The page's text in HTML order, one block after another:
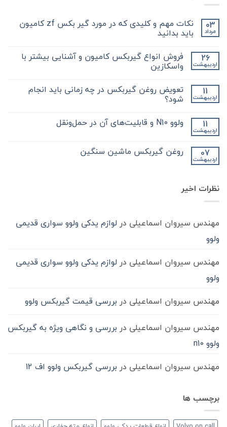
03
مرداد
نکات مهم و کلیدی که در مورد گیر بکس zf کامیون
باید بدانید
دیدگاهی
نکات
مهم
کلیدی
در
مورد
بکس
کامیون
باید
نشده 26
اردیبهشت
فروش انواع گیربکس کامیون و آشنایی بیشتر با
واسکازین
برای
فروش
انواع
و
آشنایی
واسکازین
ثبت
نشده 11
اردیبهشت
تعویض روغن گیربکس در چه زمانی باید انجام
شود؟
برای
تعویض
در
چه
ثبت
نشده 11
اردیبهشت
ولوو N10 و قابلیت‌های آن در حمل‌ونقل
ولوو
N10
حمل‌ونقل
ثبت
نشده 07
اردیبهشت
روغن گیربکس ماشین سنگین
گیربکس
ماشیننظرات اخیر
مهندس سیروان اسماعیلی در لوازم یدکی ولوو سواری قدیمی
ولوو
مهندس سیروان اسماعیلی در لوازم یدکی ولوو سواری قدیمی
ولوو
مهندس سیروان اسماعیلی در بررسی قیمت گیربکس ولوو
مهندس سیروان اسماعیلی در بررسی و نگاهی ویژه به گیربکس
ولوو n10
مهندس سیروان اسماعیلی در بررسی گیربکس ولوو اف 12
برچسب ها